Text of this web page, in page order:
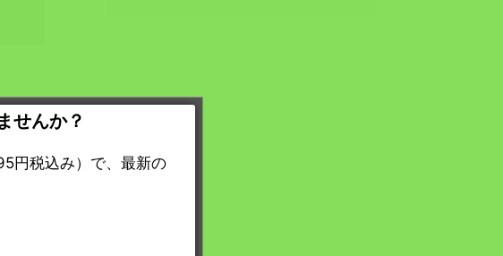
せんか？
円税込み）で、最新の